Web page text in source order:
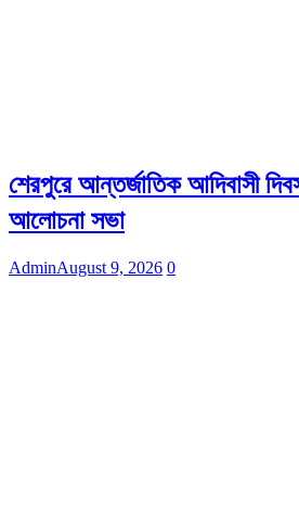
শেরপুরে আন্তর্জাতিক আদিবাসী
আলোচনা সভা
AdminAugust 9, 2026 0